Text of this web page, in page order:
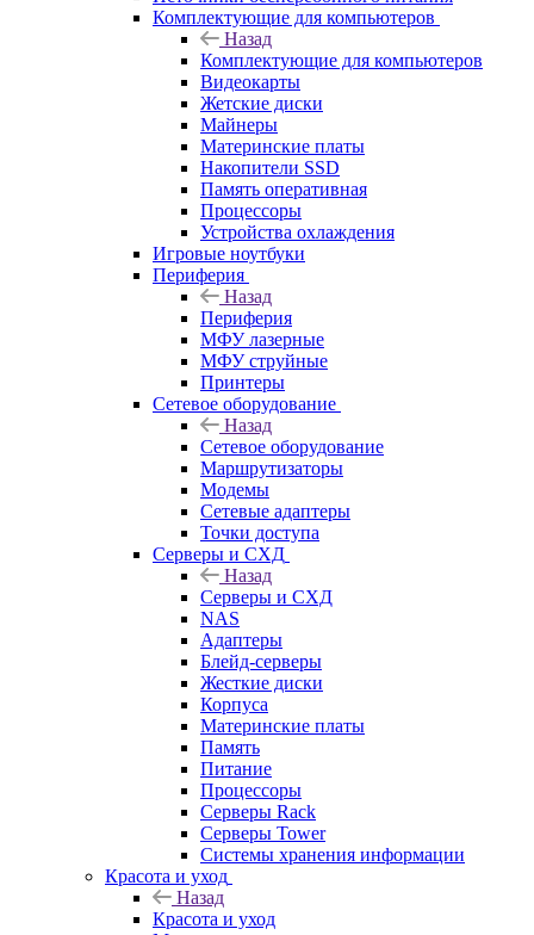
Комплектующие для компьютеров
Назад
Комплектующие для компьютеров
Видеокарты
Жетские диски
Майнеры
Материнские платы
Накопители SSD
Память оперативная
Процессоры
Устройства охлаждения
Игровые ноутбуки
Периферия
Назад
Периферия
МФУ лазерные
МФУ струйные
Принтеры
Сетевое оборудование
Назад
Сетевое оборудование
Маршрутизаторы
Модемы
Сетевые адаптеры
Точки доступа
Серверы и СХД
Назад
Серверы и СХД
NAS
Адаптеры
Блейд-серверы
Жесткие диски
Корпуса
Материнские платы
Память
Питание
Процессоры
Серверы Rack
Серверы Tower
Системы хранения информации
Красота и уход
Назад
Красота и уход